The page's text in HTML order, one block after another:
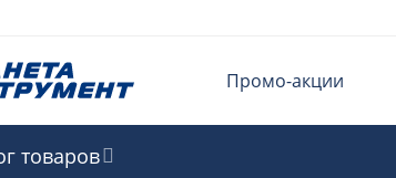
Промо-акции
товаров